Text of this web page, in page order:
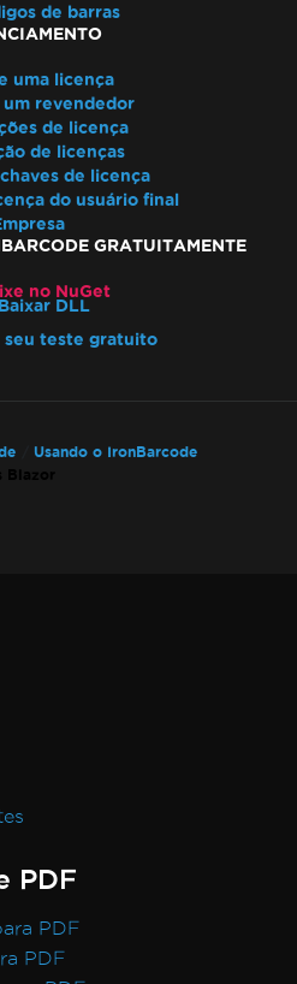
de barras
uma licença
um revendedor
de licença
de licenças
de licença
do usuário final
GRATUITAMENTE
no NuGet
Baixar DLL
seu teste gratuito
Usando o IronBarcode
Blazor
PDF
PDF
PDF